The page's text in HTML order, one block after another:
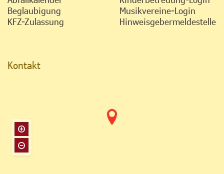
Beglaubigung
KFZ-Zulassung
Musikvereine-Login
Hinweisgebermeldestelle
Kontakt